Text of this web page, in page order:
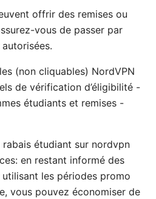
offrir des remises ou
vous de passer par
(non cliquables) NordVPN
de vérification d’éligibilité -
étudiants et remises -
étudiant sur nordvpn
en restant informé des
les périodes promo
vous pouvez économiser de